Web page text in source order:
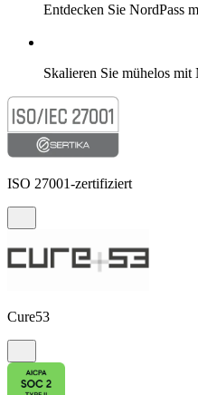
Entdecken Sie NordPass
Skalieren Sie mühelos mit
ISO 27001-zertifiziert
Cure53